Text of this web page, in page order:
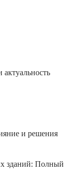
и решения
зданий: Полный